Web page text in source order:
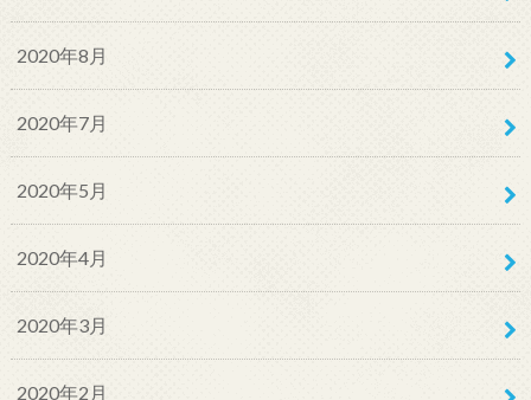
2020年8月
2020年7月
2020年5月
2020年4月
2020年3月
2020年2月